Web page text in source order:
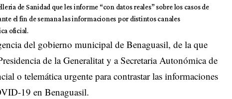
de Sanidad que les informe “con datos reales” sobre los casos de
el fin de semana las informaciones por distintos canales
oficial.
del gobierno municipal de Benaguasil, de la que
de la Generalitat y a Secretaria Autonómica de
o telemática urgente para contrastar las informaciones
19 en Benaguasil.